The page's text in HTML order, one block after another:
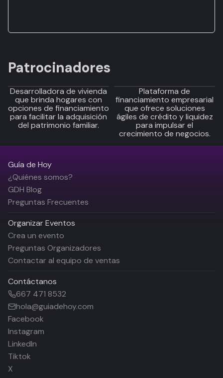
Patrocinadores
Desarrolladora de vivienda
que brinda hogares con
opciones de financiamiento
para facilitar la adquisición
del patrimonio familiar.
Plataforma de
financiamiento empresarial
que ofrece soluciones
ágiles de crédito y liquidez
para impulsar el
crecimiento de negocios.
Guía de Hoy
¿Quiénes somos?
GDH Blog
Preguntas Frecuentes
Organizar Eventos
Crea un evento
Preguntas Organizadores
Contactar al equipo de ventas
Contáctanos
667 471 8532
hola@guiadehoy.com
Facebook
Instagram
LinkedIn
Tiktok
X